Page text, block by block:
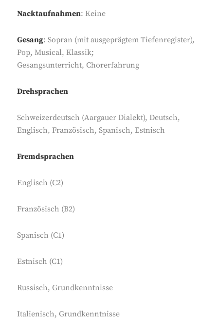
Nacktaufnahmen: Keine
Gesang: Sopran (mit ausgeprägtem Tiefenregister),
Pop, Musical, Klassik;
Gesangsunterricht, Chorerfahrung
Drehsprachen
Schweizerdeutsch (Aargauer Dialekt), Deutsch,
Englisch, Französisch, Spanisch, Estnisch
Fremdsprachen
Englisch (C2)
Französisch (B2)
Spanisch (C1)
Estnisch (C1)
Russisch, Grundkenntnisse
Italienisch, Grundkenntnisse